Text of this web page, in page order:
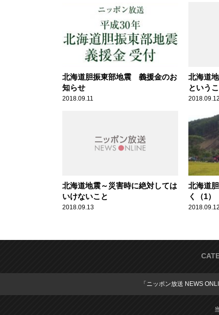
北海道胆振東部地震 義援金のお
知らせ
2018.09.11
北海道
という
いのか
2018.09.12
北海道地震～災害時に絶対しては
いけないこと
2018.09.13
北海道
く（1
2018.09.12
「ニッポン放送 NEWS